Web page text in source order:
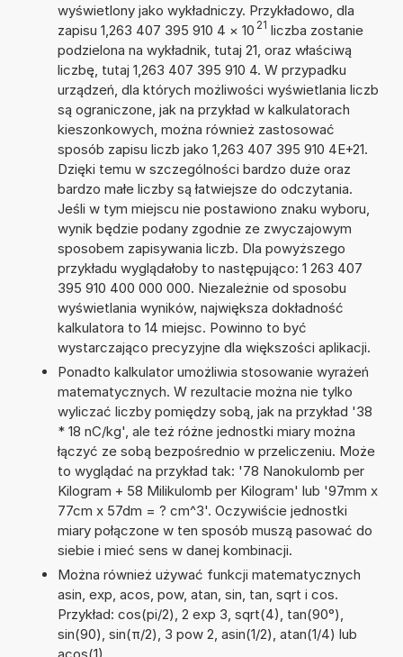
wyświetlony jako wykładniczy. Przykładowo, dla
zapisu 1,263 407 395 910 4 × 10 21 liczba zostanie
podzielona na wykładnik, tutaj 21, oraz właściwą
liczbę, tutaj 1,263 407 395 910 4. W przypadku
urządzeń, dla których możliwości wyświetlania liczb
są ograniczone, jak na przykład w kalkulatorach
kieszonkowych, można również zastosować
sposób zapisu liczb jako 1,263 407 395 910 4E+21.
Dzięki temu w szczególności bardzo duże oraz
bardzo małe liczby są łatwiejsze do odczytania.
Jeśli w tym miejscu nie postawiono znaku wyboru,
wynik będzie podany zgodnie ze zwyczajowym
sposobem zapisywania liczb. Dla powyższego
przykładu wyglądałoby to następująco: 1 263 407
395 910 400 000 000. Niezależnie od sposobu
wyświetlania wyników, największa dokładność
kalkulatora to 14 miejsc. Powinno to być
wystarczająco precyzyjne dla większości aplikacji.
Ponadto kalkulator umożliwia stosowanie wyrażeń
matematycznych. W rezultacie można nie tylko
wyliczać liczby pomiędzy sobą, jak na przykład '38
* 18 nC/kg', ale też różne jednostki miary można
łączyć ze sobą bezpośrednio w przeliczeniu. Może
to wyglądać na przykład tak: '78 Nanokulomb per
Kilogram + 58 Milikulomb per Kilogram' lub '97mm x
77cm x 57dm = ? cm^3'. Oczywiście jednostki
miary połączone w ten sposób muszą pasować do
siebie i mieć sens w danej kombinacji.
Można również używać funkcji matematycznych
asin, exp, acos, pow, atan, sin, tan, sqrt i cos.
Przykład: cos(pi/2), 2 exp 3, sqrt(4), tan(90°),
sin(90), sin(π/2), 3 pow 2, asin(1/2), atan(1/4) lub
acos(1)